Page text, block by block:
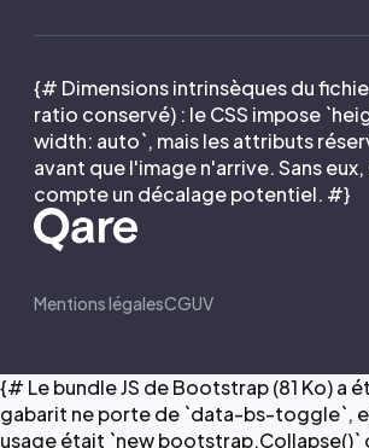
{# Dimensions intrinsèques du
ratio conservé) : le CSS impose
width: auto`, mais les attributs
avant que l'image n'arrive. Sans
compte un décalage potentiel. #}
Mentions légalesCGUV
{# Le bundle JS de Bootstrap (81 Ko) a
gabarit ne porte de `data-bs-toggle`,
usage était `new bootstrap.Collapse()`